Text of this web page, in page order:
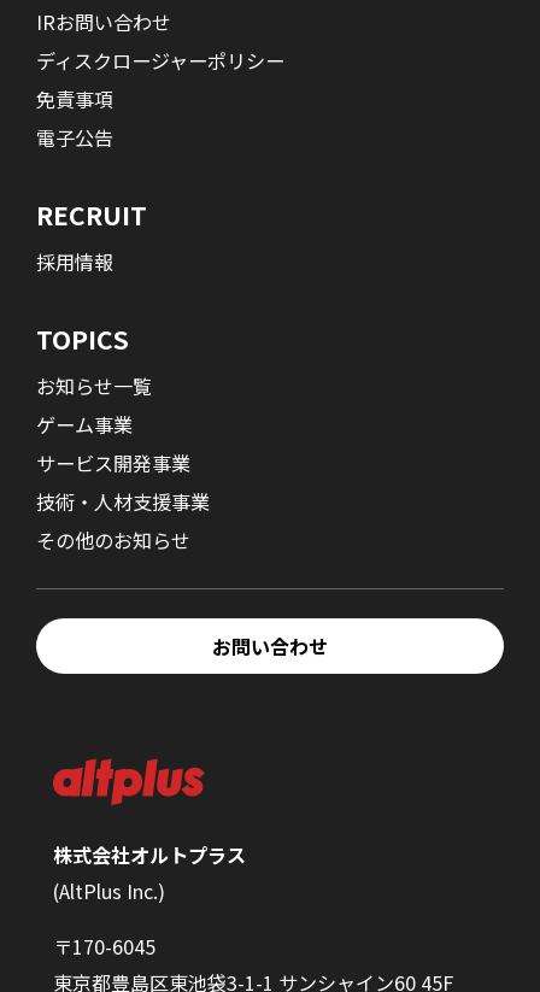
株式会社オルトプラス
(AltPlus Inc.)
〒170-6045
東京都豊島区東池袋3-1-1 サンシャイン60 45F
IRお問い合わせ
ディスクロージャーポリシー
免責事項
電子公告
RECRUIT
採用情報
TOPICS
お知らせ一覧
ゲーム事業
サービス開発事業
技術・人材支援事業
その他のお知らせ
お問い合わせ